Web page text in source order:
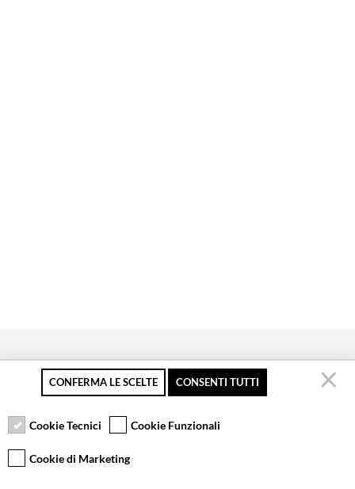
Pagamento sicuro
Resi gratuiti fino a 30
Servizio clienti
CONFERMA LE SCELTE CONSENTI TUTTI
Cookie Tecnici Cookie Funzionali
Cookie di Marketing